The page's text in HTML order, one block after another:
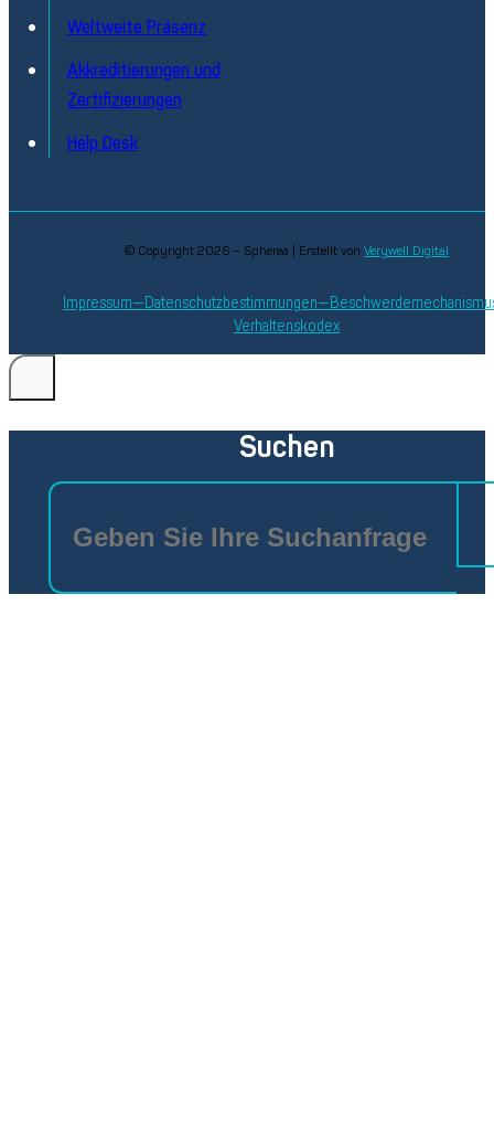
Weltweite Präsenz
Akkreditierungen und
Zertifizierungen
Help Desk
© Copyright 2026 – Spherea | Erstellt von Verywell Digital
Impressum Datenschutzbestimmungen
Verhaltenskodex
Suchen